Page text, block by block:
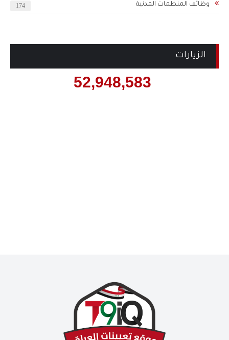
وظائف المنظمات المدنية 174
الزيارات
52,948,583